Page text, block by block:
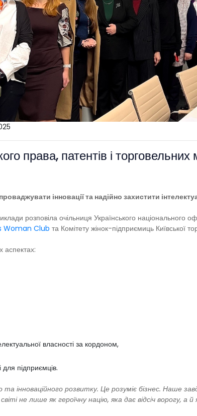
права, патентів і
інновації та надійно захистити
розповіла очільниця Українського національного
Woman Club та Комітету жінок-підприємиць Київської
власності за кордоном,
для підприємців.
інноваційного розвитку. Це розуміє бізнес. Наше
не лише як героїчну націю, яка дає відсіч ворогу, а й